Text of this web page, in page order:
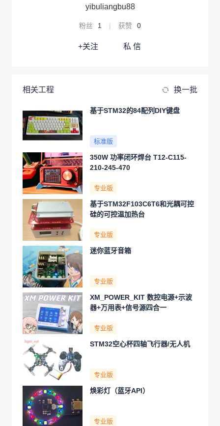
yibuliangbu88
粉丝 1 | 获赞 0
+关注 私 信
相关工程 换一批
基于STM32的84配列DIY键盘
标准版
350W 功率闭环焊台 T12-C115-
210-245-470
专业版
基于STM32F103C6T6和光耦可控
硅的可控温加热台
专业版
迷你蓝牙音箱
专业版
XM_POWER_KIT 数控电源+示波
器+万用表+信号源四合一
专业版
STM32空心杯四轴飞行器/无人机
专业版
焕彩灯（蓝牙API）
专业版